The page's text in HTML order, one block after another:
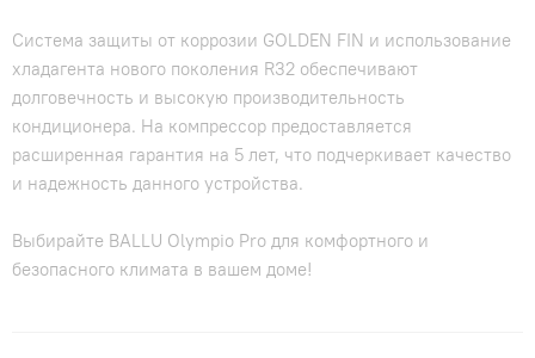
Система защиты от коррозии GOLDEN FIN и использование
хладагента нового поколения R32 обеспечивают
долговечность и высокую производительность
кондиционера. На компрессор предоставляется
расширенная гарантия на 5 лет, что подчеркивает качество
и надежность данного устройства.
Выбирайте BALLU Olympio Pro для комфортного и
безопасного климата в вашем доме!